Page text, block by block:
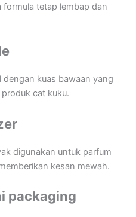
tetap lembap dan
dengan kuas bawaan yang
cat kuku.
digunakan untuk parfum
kesan mewah.
packaging